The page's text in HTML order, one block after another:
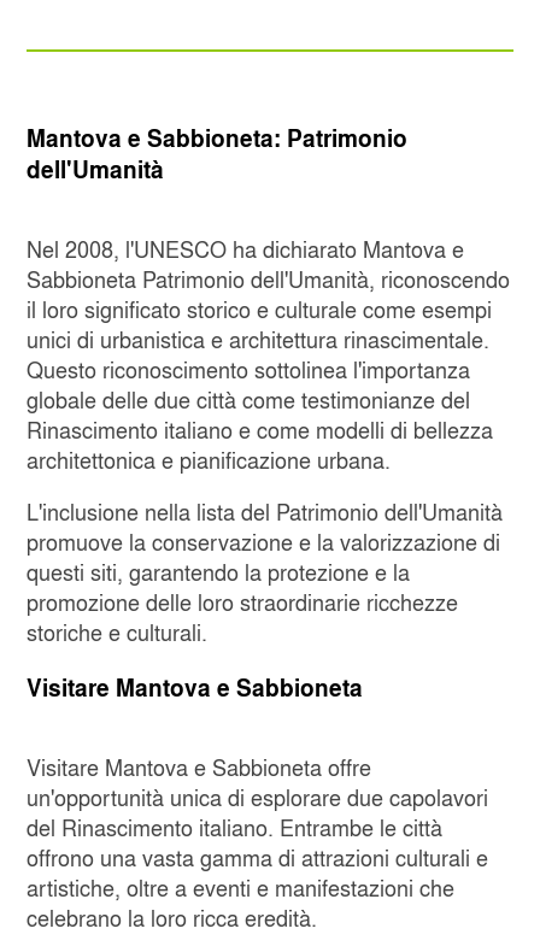
Mantova e Sabbioneta: Patrimonio
dell'Umanità
Nel 2008, l'UNESCO ha dichiarato Mantova e
Sabbioneta Patrimonio dell'Umanità, riconoscendo
il loro significato storico e culturale come esempi
unici di urbanistica e architettura rinascimentale.
Questo riconoscimento sottolinea l'importanza
globale delle due città come testimonianze del
Rinascimento italiano e come modelli di bellezza
architettonica e pianificazione urbana.
L'inclusione nella lista del Patrimonio dell'Umanità
promuove la conservazione e la valorizzazione di
questi siti, garantendo la protezione e la
promozione delle loro straordinarie ricchezze
storiche e culturali.
Visitare Mantova e Sabbioneta
Visitare Mantova e Sabbioneta offre
un'opportunità unica di esplorare due capolavori
del Rinascimento italiano. Entrambe le città
offrono una vasta gamma di attrazioni culturali e
artistiche, oltre a eventi e manifestazioni che
celebrano la loro ricca eredità.